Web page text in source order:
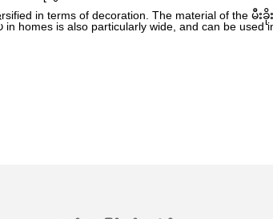
in terms of decoration. The material of the မီး
homes is also particularly wide, and can be used